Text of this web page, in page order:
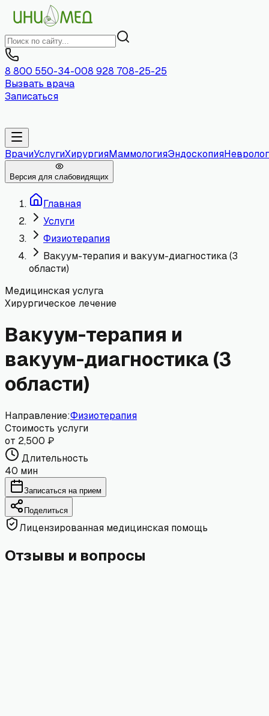
8 800 550-34-008 928 708-25-25
Вызвать врача
Записаться
ВрачиУслугиХирургияМаммологияЭндоскопия
Версия для слабовидящих
Главная
Услуги
Физиотерапия
Вакуум-терапия и вакуум-диагностика (3
области)
Медицинская услуга
Хирургическое лечение
Вакуум-терапия и
вакуум-диагностика (3
области)
Направление:Физиотерапия
Стоимость услуги
от 2,500 ₽
Длительность
40 мин
Записаться на прием
Поделиться
Лицензированная медицинская помощь
Отзывы и вопросы